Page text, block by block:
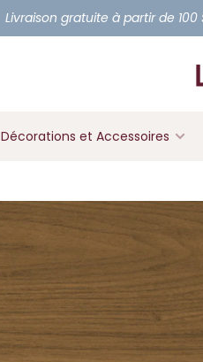
Livraison gratuite à partir de
Décorations et Accessoires